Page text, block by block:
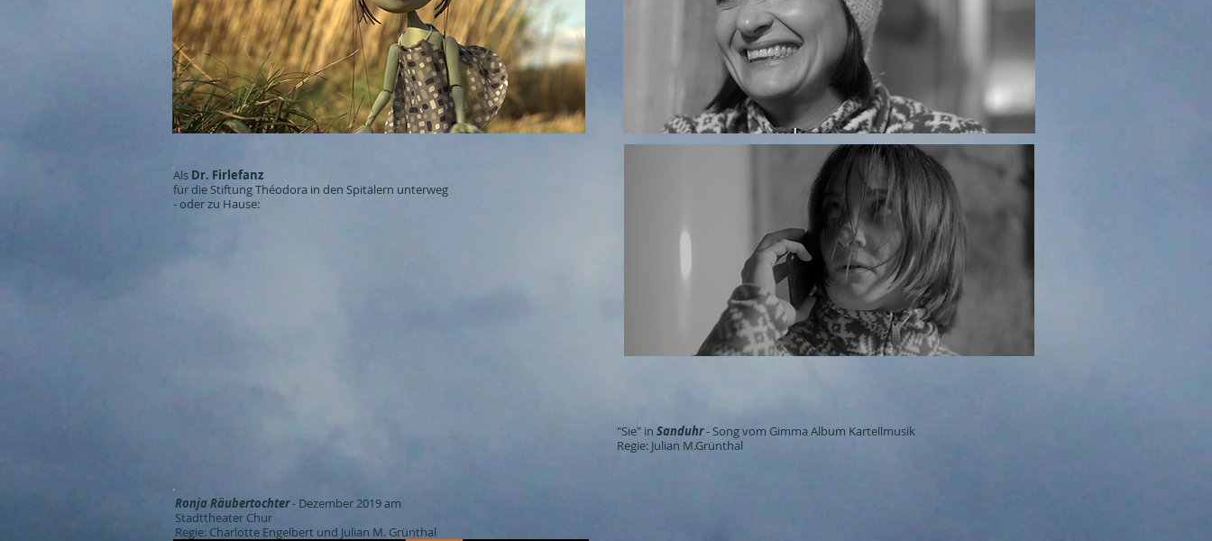
Als Dr. Firlefanz
für die Stiftung Théodora in den Spitälern unterweg
- oder zu Hause:
Ronja Räubertochter- Dezember 2019 am
Stadttheater Chur
Regie: Charlotte Engelbert und Julian M. Grünthal
"Sie" in Sanduhr- Song vom Gimma Album Kartellmusik
Regie: Julian M.Grünthal